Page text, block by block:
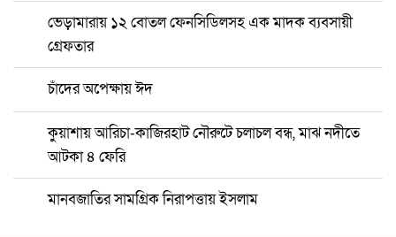
ভেড়ামারায় ১২ বোতল ফেনসিডিলসহ এক মাদক ব্যবসায়ী
গ্রেফতার
চাঁদের অপেক্ষায় ঈদ
কুয়াশায় আরিচা-কাজিরহাট নৌরুটে চলাচল বন্ধ, মাঝ নদীতে
আটকা ৪ ফেরি
মানবজাতির সামগ্রিক নিরাপত্তায় ইসলাম